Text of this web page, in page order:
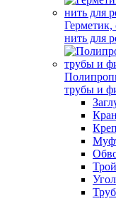
Герметик,
нить для
трубы и